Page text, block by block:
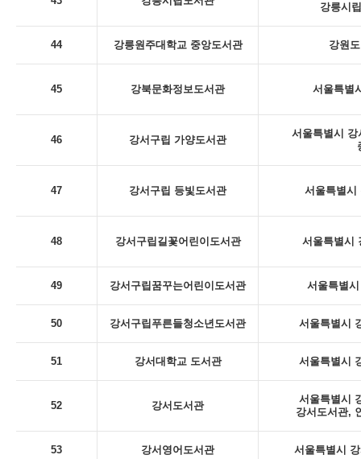
강릉시
44 강릉원주대학교 중앙도서관 강원
45 강북문화정보도서관 서울특별
46 강서구립 가양도서관
서울특별시 강
47 강서구립 등빛도서관 서울특별시
48 강서구립길꽃어린이도서관 서울특별시
49 강서구립꿈꾸는어린이도서관 서울특별
50 강서구립푸른들청소년도서관 서울특별시
51 강서대학교 도서관 서울특별시
52 강서도서관
서울특별시
강서도서관,
53 강서영어도서관 서울특별시